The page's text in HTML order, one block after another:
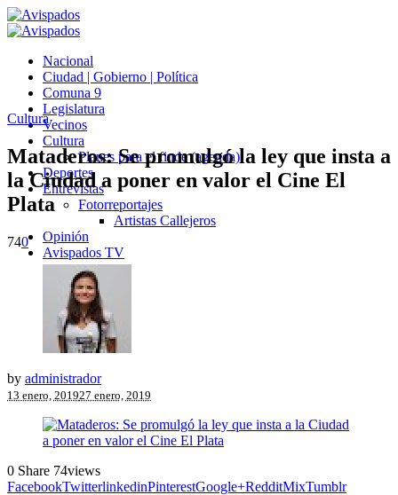
Nacional
Ciudad | Gobierno | Política
Comuna 9
Legislatura
Vecinos
Cultura
Planes para el finde (agenda)
Deportes
Entrevistas
Fotorreportajes
Artistas Callejeros
Opinión
Avispados TV
Cultura
Mataderos: Se promulgó la ley que insta a
la Ciudad a poner en valor el Cine El
Plata
740
by administrador
13 enero, 201927 enero, 2019
0 Share 74views
FacebookTwitterlinkedinPinterestGoogle+RedditMixTumblr